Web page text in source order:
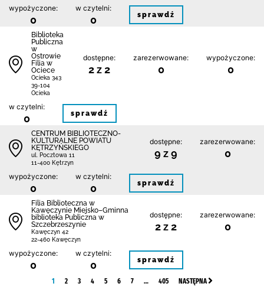
wypożyczone:
0
w czytelni:
0 sprawdź
Biblioteka
Publiczna
w
Ostrowie
Filia w
Ociece
Ocieka 343
39-104
Ocieka
dostępne:
2 z 2
zarezerwowane:
0
wypożyczone:
0
w czytelni:
0 sprawdź
CENTRUM BIBLIOTECZNO-
KULTURALNE POWIATU
KĘTRZYŃSKIEGO
ul. Pocztowa 11
11-400 Kętrzyn
dostępne:
9 z 9
zarezerwowane:
0
wypożyczone:
0
w czytelni:
0 sprawdź
Filia Biblioteczna w
Kawęczynie Miejsko–Gminna
biblioteka Publiczna w
Szczebrzeszynie
Kawęczyn 42
22-460 Kawęczyn
dostępne:
2 z 2
zarezerwowane:
0
wypożyczone:
0
w czytelni:
0 sprawdź
1 2 3 4 5 6 7 … 405 NASTĘPNA